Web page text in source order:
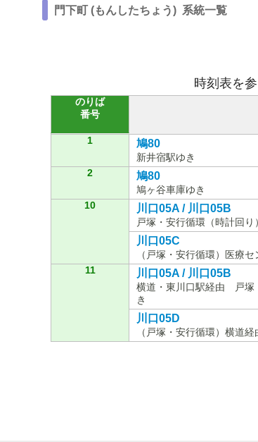
門下町 (もんしたちょう) 系統一覧
時刻表を
のりば
番号
1 鳩80
新井宿駅ゆき
2
鳩80
鳩ヶ谷車庫ゆき
10
川口05A / 川口05B
戸塚・安行循環（時計回
川口05C
（戸塚・安行循環）医療セ
11
川口05A / 川口05B
横道・東川口駅経由 戸塚
き
川口05D
（戸塚・安行循環）横道